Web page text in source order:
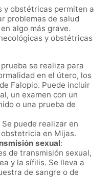
y obstétricas permiten a
problemas de salud
algo más grave.
y obstétricas
prueba se realiza para
en el útero, los
Falopio. Puede incluir
un examen con un
o una prueba de
Se puede realizar en
en Mijas.
sexual:
de transmisión sexual,
y la sífilis. Se lleva a
de sangre o de